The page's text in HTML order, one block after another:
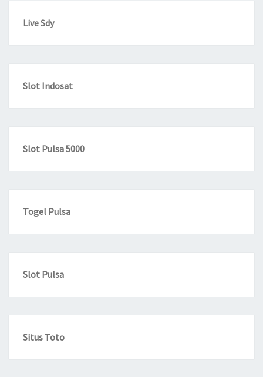
Live Sdy
Slot Indosat
Slot Pulsa 5000
Togel Pulsa
Slot Pulsa
Situs Toto